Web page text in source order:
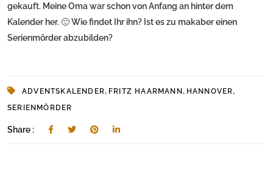
gekauft. Meine Oma war schon von Anfang an hinter dem
Kalender her. 🙂 Wie findet Ihr ihn? Ist es zu makaber einen
Serienmörder abzubilden?
ADVENTSKALENDER, FRITZ HAARMANN, HANNOVER,
SERIENMÖRDER
Share :